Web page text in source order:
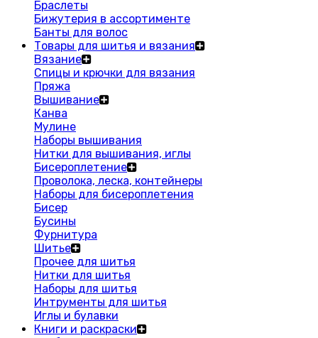
Браслеты
Бижутерия в ассортименте
Банты для волос
Товары для шитья и вязания
Вязание
Спицы и крючки для вязания
Пряжа
Вышивание
Канва
Мулине
Наборы вышивания
Нитки для вышивания, иглы
Бисероплетение
Проволока, леска, контейнеры
Наборы для бисероплетения
Бисер
Бусины
Фурнитура
Шитье
Прочее для шитья
Нитки для шитья
Наборы для шитья
Интрументы для шитья
Иглы и булавки
Книги и раскраски